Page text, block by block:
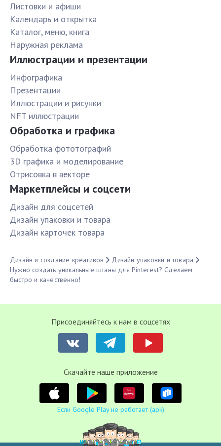
Листовки и афиши
Календарь и открытка
Каталог, меню, книга
Наружная реклама
Иллюстрации и презентации
Инфографика
Презентации
Иллюстрации и рисунки
NFT иллюстрации
Обработка и графика
Обработка фототографий
3D графика и моделирование
Отрисовка в векторе
Маркетплейсы и соцсети
Дизайн для соцсетей
Дизайн упаковки и товара
Дизайн карточек товара
Дизайн и создание креативов
Дизайн упаковки и товара
Нужно создать уникальные штаны для Pinterest? Сделаем
быстро и качественно!
Присоединяйтесь к нам в соцсетях
Cкачайте наше приложение
Если Google Play не работает (apk)